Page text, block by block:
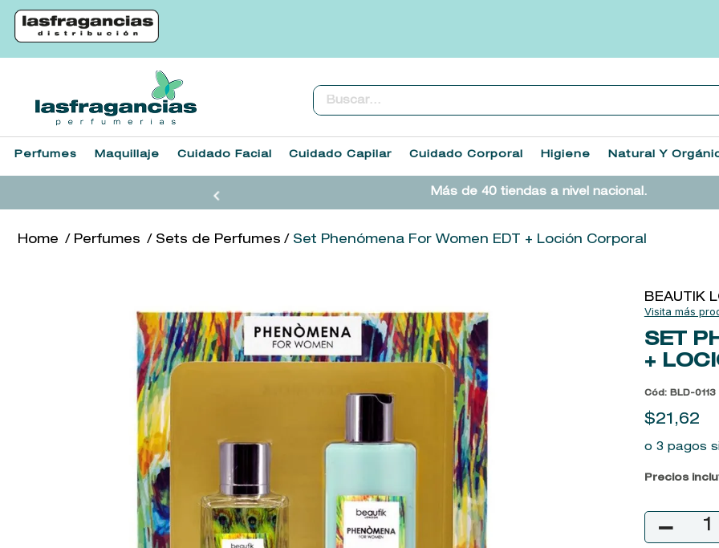
Buscar...
Perfumes Maquillaje Cuidado Facial Cuidado Capilar Cuidado Corporal Higiene Natural Y
Más de 40 tiendas a nivel nacional.
Perfumes Sets de Perfumes Set Phenómena For Women EDT + Loción Corporal
BEAUTIK
SET
+
Cód : BLD-0113
$21 ,62
o 3 pagos
Precios
－
1.
heathcote
sol ipanema
3.
cleanance
4.
giftset
7.
kool beauty serum
8.
retrinal
10.